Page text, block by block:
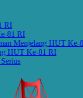
HUT Ke-81 RI
Ke-81 RI